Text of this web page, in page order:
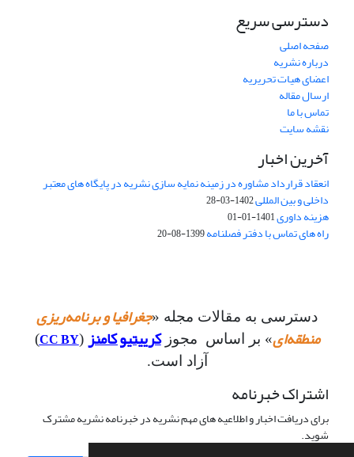
دسترسی سریع
صفحه اصلی
درباره نشریه
اعضای هیات تحریریه
ارسال مقاله
تماس با ما
نقشه سایت
آخرین اخبار
انعقاد قرارداد مشاوره در زمینه نمایه سازی نشریه در پایگاه های معتبر
داخلی و بین المللی1402-03-28
هزینه داوری1401-01-01
راه های تماس با دفتر فصلنامه1399-08-20
دسترسی به مقالات مجله «جغرافیا و برنامه‌ریزی
منطقه‌ای» بر اساس مجوزکرییتیو کامنز (
CC BY
)
آزاد است.
اشتراک خبرنامه
برای دریافت اخبار و اطلاعیه های مهم نشریه در خبرنامه نشریه مشترک
شوید.